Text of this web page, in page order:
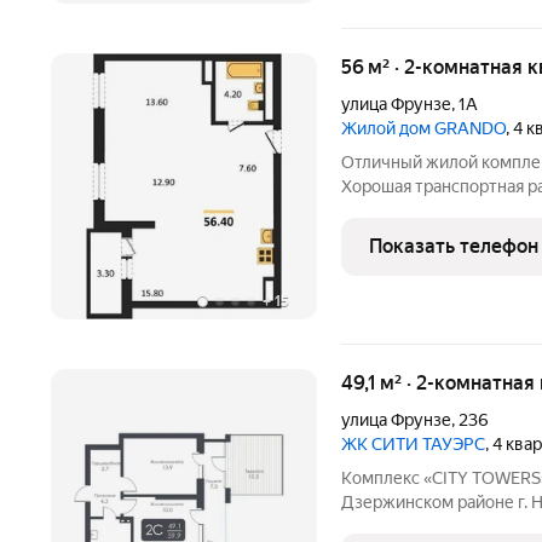
+15
56 м² · 2-комнатная
улица Фрунзе,1А
Жилой дом GRANDO, 4
Отличный жилой
Хорошая транспортная
банка. Звоните,
Показать телефон
49,1 м² · 2-
улица Фрунзе, 236
ЖК CИТИ ТАУЭРС, 4
Комплекс «CITY
Дзержинском районе г.